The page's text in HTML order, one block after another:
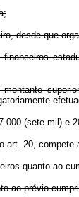
desde que
financeiros
(sete mil)
art. 20,
quanto ao
ao prévio